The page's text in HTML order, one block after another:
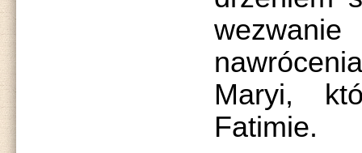
Maryi,
Fatimie.